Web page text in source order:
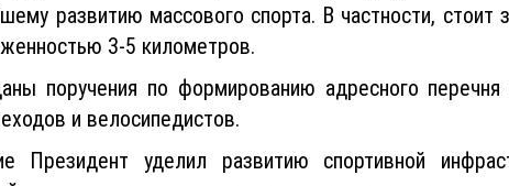
от 30 октября этого года определены
развитию массового спорта. В частности, стоит
3-5 километров.
поручения по формированию адресного перечня
и велосипедистов.